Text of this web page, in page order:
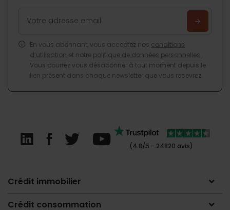
En vous abonnant, vous acceptez nos conditions
d’utilisation et notre politique de données personnelles
Vous pourrez vous désabonner à tout moment depuis le
lien présent dans chaque newsletter que vous recevrez.
(4.8/5 - 24820 avis)
Crédit immobilier
Crédit consommation